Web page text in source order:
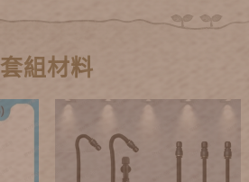
套組材料